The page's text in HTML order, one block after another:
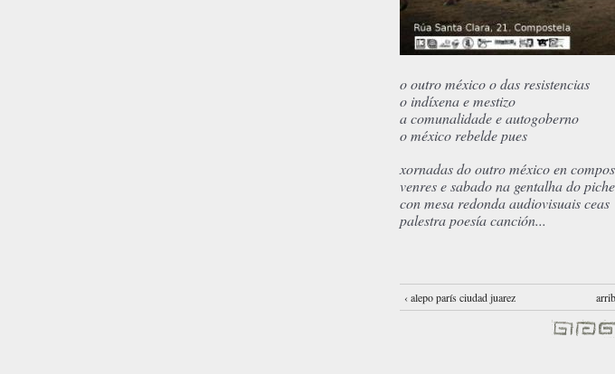
o outro méxico o das resistencias
o indíxena e mestizo
a comunalidade e autogoberno
o méxico rebelde pues
xornadas do outro méxico en
venres e sabado na gentalha do
con mesa redonda audiovisuais ceas
palestra poesía canción...
‹ alepo parís ciudad juarez